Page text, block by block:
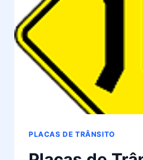
PLACAS DE TRÂNSITO